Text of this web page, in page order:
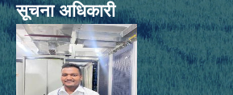
सूचना अधिकारी